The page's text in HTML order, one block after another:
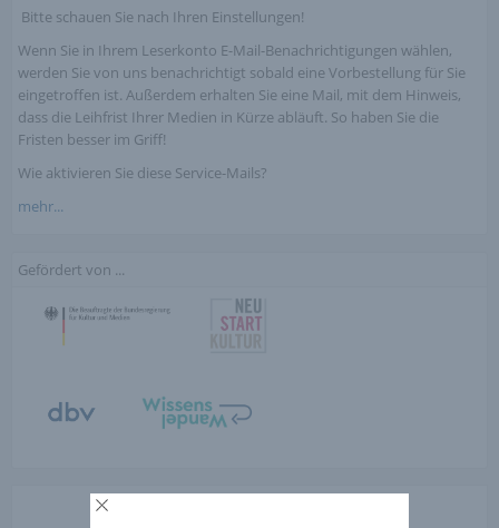
Bitte schauen Sie nach Ihren Einstellungen!
Wenn Sie in Ihrem Leserkonto E-Mail-Benachrichtigungen wählen,
werden Sie von uns benachrichtigt sobald eine Vorbestellung für Sie
eingetroffen ist. Außerdem erhalten Sie eine Mail, mit dem Hinweis,
dass die Leihfrist Ihrer Medien in Kürze abläuft. So haben Sie die
Fristen besser im Griff!
Wie aktivieren Sie diese Service-Mails?
mehr...
Gefördert von ...